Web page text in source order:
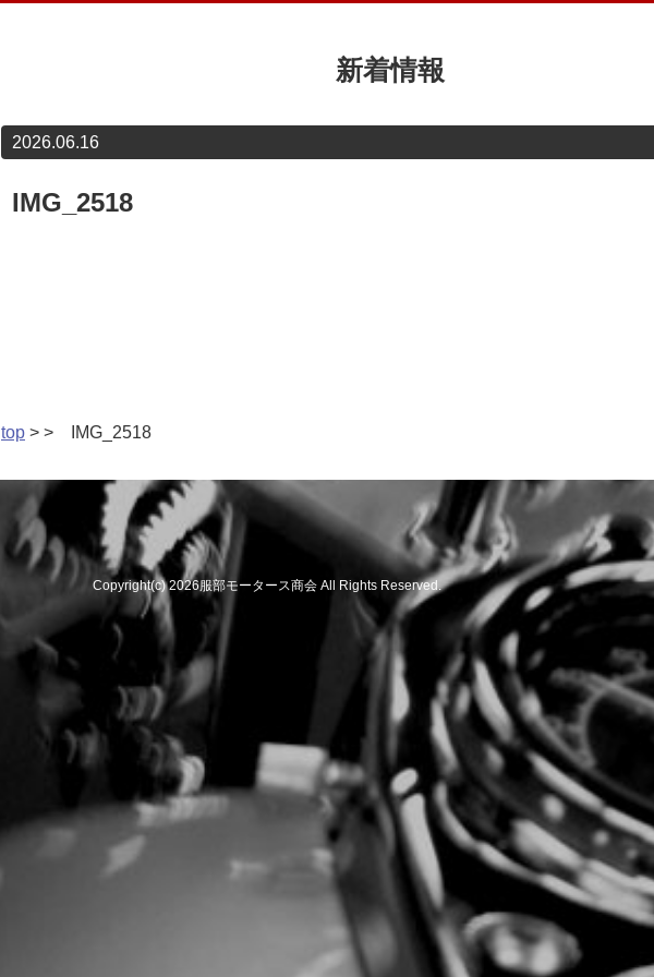
新着情報
2026.06.16
IMG_2518
top > > IMG_2518
Copyright(c) 2026服部モータース商会 All Rights Reserved.